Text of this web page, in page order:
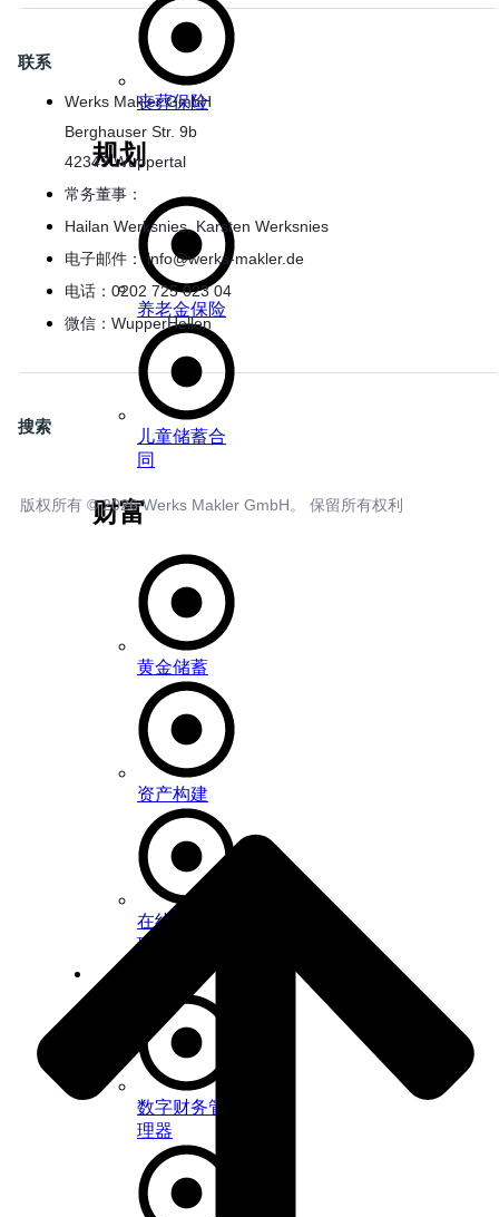
丧葬保险
规划
养老金保险
儿童储蓄合
同
财富
黄金储蓄
资产构建
在线资产管
理
客户应用程序
数字财务管
理器
联系
Werks Makler GmbH
Berghauser Str. 9b
42349 Wuppertal
常务董事：
Hailan Werksnies, Karsten Werksnies
电子邮件： info@werks-makler.de
电话：0202 725 023 04
微信：WupperHellen
搜索
版权所有 © 2026 Werks Makler GmbH。 保留所有权利